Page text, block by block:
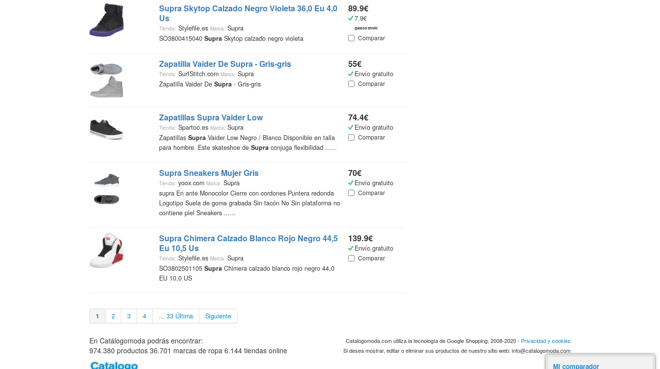
Supra Skytop Calzado Negro Violeta 36,0 Eu 4,0
Us
Tienda: Stylefile.es Marca: Supra
SO3800415040 SupraSkytop calzado negro violeta
89.9€
7.9€
gastos envío
Comparar
Zapatilla Vaider DeSupra - Gris-gris
Tienda: SurfStitch.com Marca: Supra
Zapatilla Vaider De Supra- Gris-gris
55€
Envío gratuito
Comparar
ZapatillasSupraVaider Low
Tienda: Spartoo.es Marca: Supra
Zapatillas SupraVaider Low Negro / Blanco Disponible en talla
para hombre. Este skateshoe de Supraconjuga flexibilidad ......
74.4€
Envío gratuito
Comparar
SupraSneakers Mujer Gris
Tienda: yoox.com Marca: Supra
supra En ante Monocolor Cierre con cordones Puntera redonda
Logotipo Suela de goma grabada Sin tacón No Sin plataforma no
contiene piel Sneakers ......
70€
Envío gratuito
Comparar
SupraChimera Calzado Blanco Rojo Negro 44,5
Eu 10,5 Us
Tienda: Stylefile.es Marca: Supra
SO3802501105 SupraChimera calzado blanco rojo negro 44,0
EU 10,0 US
139.9€
Envío gratuito
Comparar
1 2 3 4 ... 33 Última Siguiente
En Catálogomoda podrás encontrar:
974.380 productos 36.701 marcas de ropa 6.144 tiendas online
Catalogomoda.com utiliza la tecnología de Google Shopping, 2008-2020 - Privacidad y cookies
Si desea mostrar, editar o eliminar sus productos de nuestro sitio web: info@catalogomoda.com
Mi comparador